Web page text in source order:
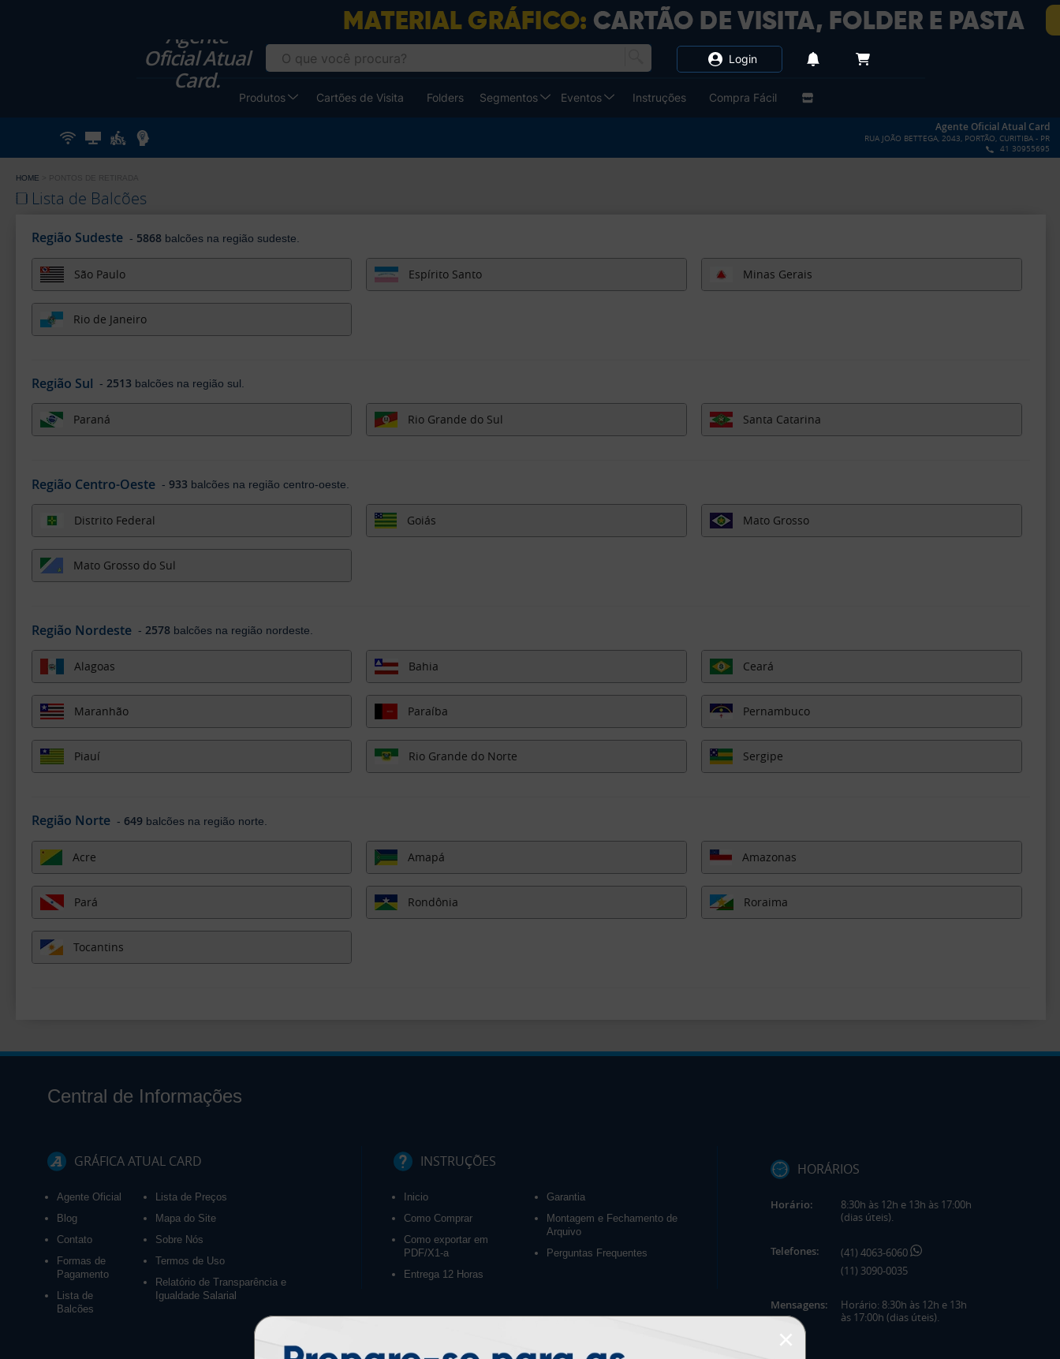
Agente
Oficial Atual
Card.
Produtos Cartões de Visita Folders Segmentos Eventos Instruções Compra Fácil
Login
Agente Oficial Atual Card
RUA JOÃO BETTEGA, 2043, PORTÃO, CURITIBA - PR
41 30955695
HOME PONTOS DE RETIRADA
Lista de Balcões
Região Sudeste - 5868 balcões na região sudeste.
São Paulo Espírito Santo Minas Gerais
Rio de Janeiro
Região Sul - 2513 balcões na região sul.
Paraná Rio Grande do Sul Santa Catarina
Região Centro-Oeste - 933 balcões na região centro-oeste.
Distrito Federal Goiás Mato Grosso
Mato Grosso do Sul
Região Nordeste - 2578 balcões na região nordeste.
Alagoas Bahia Ceará
Maranhão Paraíba Pernambuco
Piauí Rio Grande do Norte Sergipe
Região Norte - 649balcões na região norte.
Acre Amapá Amazonas
Pará Rondônia Roraima
Tocantins
Central de Informações
GRÁFICA ATUAL CARD
Agente Oficial
Blog
Contato
Formas de
Pagamento
Lista de
Balcões
Lista de Preços
Mapa do Site
Sobre Nós
Termos de Uso
Relatório de Transparência e
Igualdade Salarial
INSTRUÇÕES
Inicio
Como Comprar
Como exportar em
PDF/X1-a
Entrega 12 Horas
Garantia
Montagem e Fechamento de
Arquivo
Perguntas Frequentes
HORÁRIOS
Horário:
8:30h às 12h e 13h às 17:00h
(dias úteis).
Telefones:
(41) 4063-6060
(11) 3090-0035
Mensagens:
Horário: 8:30h às 12h e 13h
às 17:00h (dias úteis).